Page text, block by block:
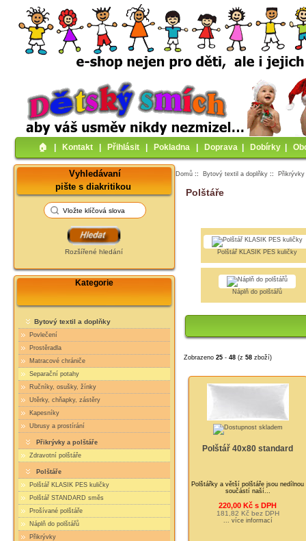
🏠︎ Kontakt Přihlásit Pokladna Doprava Dobírky
Vyhledávaní
pište s diakritikou
Rozšířené hledání
Kategorie
Bytový textil a doplňky
Povlečení
Prostěradla
Matracové chrániče
Separační potahy
Ručníky, osušky, žínky
Utěrky, chňapky, zástěry
Kapesníky
Ubrusy a prostírání
Přikrývky a polštáře
Zdravotní polštáře
Polštáře
Polštář KLASIK PES kuličky
Polštář STANDARD směs
Prošívané polštáře
Náplň do polštářů
Přikrývky
Domů :: Bytový textil a doplňky ::
Polštáře
Polštář KLASIK PES kuličky
Náplň do polštářů
Zobrazeno 25- 48(z 58zboží)
Polštář 40x80 standard
Polštářky a větší polštáře jsou nedílnou
součástí naší...
220,00 Kč s DPH
181,82 Kč bez DPH
... více informací